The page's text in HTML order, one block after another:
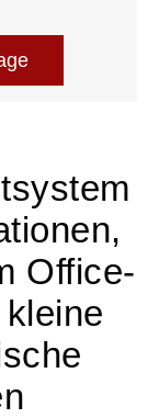
Office-